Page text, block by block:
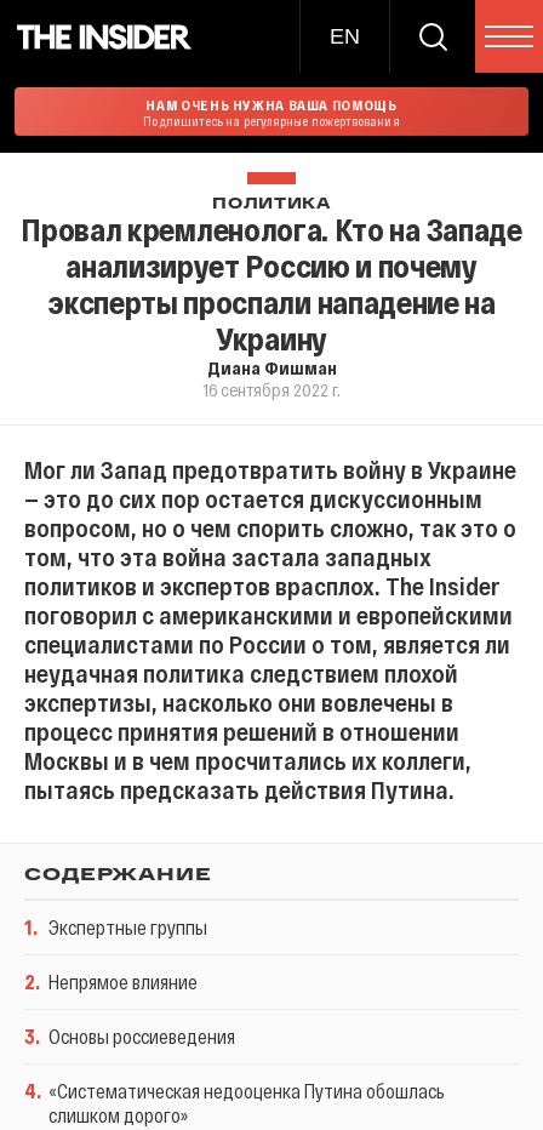
EN
НАМ ОЧЕНЬ НУЖНА ВАША ПОМОЩЬ
Подпишитесь на регулярные пожертвования
ПОЛИТИКА
Провал кремленолога. Кто на Западе
анализирует Россию и почему
эксперты проспали нападение на
Украину
Диана Фишман
16 сентября 2022 г.
Мог ли Запад предотвратить войну в Украине
— это до сих пор остается дискуссионным
вопросом, но о чем спорить сложно, так это о
том, что эта война застала западных
политиков и экспертов врасплох. The Insider
поговорил с американскими и европейскими
специалистами по России о том, является ли
неудачная политика следствием плохой
экспертизы, насколько они вовлечены в
процесс принятия решений в отношении
Москвы и в чем просчитались их коллеги,
пытаясь предсказать действия Путина.
СОДЕРЖАНИЕ
1. Экспертные группы
2. Непрямое влияние
3. Основы россиеведения
4. «Систематическая недооценка Путина обошлась
слишком дорого»